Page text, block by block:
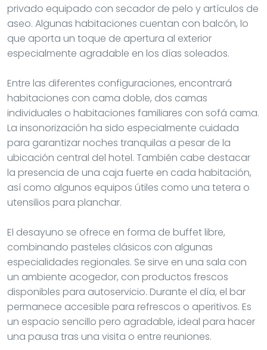
privado equipado con secador de pelo y artículos de
aseo. Algunas habitaciones cuentan con balcón, lo
que aporta un toque de apertura al exterior
especialmente agradable en los días soleados.
Entre las diferentes configuraciones, encontrará
habitaciones con cama doble, dos camas
individuales o habitaciones familiares con sofá cama.
La insonorización ha sido especialmente cuidada
para garantizar noches tranquilas a pesar de la
ubicación central del hotel. También cabe destacar
la presencia de una caja fuerte en cada habitación,
así como algunos equipos útiles como una tetera o
utensilios para planchar.
El desayuno se ofrece en forma de buffet libre,
combinando pasteles clásicos con algunas
especialidades regionales. Se sirve en una sala con
un ambiente acogedor, con productos frescos
disponibles para autoservicio. Durante el día, el bar
permanece accesible para refrescos o aperitivos. Es
un espacio sencillo pero agradable, ideal para hacer
una pausa tras una visita o entre reuniones.